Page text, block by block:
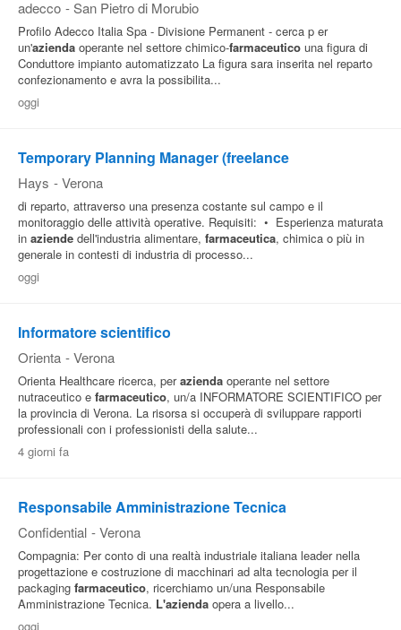
adecco - San Pietro di Morubio
Profilo Adecco Italia Spa - Divisione Permanent - cerca p er
un'azienda operante nel settore chimico-farmaceutico una figura di
Conduttore impianto automatizzato La figura sara inserita nel reparto
confezionamento e avra la possibilita...
oggi
Temporary Planning Manager (freelance
Hays - Verona
di reparto, attraverso una presenza costante sul campo e il
monitoraggio delle attività operative. Requisiti: • Esperienza maturata
in aziende dell'industria alimentare, farmaceutica, chimica o più in
generale in contesti di industria di processo...
oggi
Informatore scientifico
Orienta - Verona
Orienta Healthcare ricerca, perazienda operante nel settore
nutraceutico e farmaceutico, un/a INFORMATORE SCIENTIFICO per
la provincia di Verona. La risorsa si occuperà di sviluppare rapporti
professionali con i professionisti della salute...
4 giorni fa
Responsabile Amministrazione Tecnica
Confidential - Verona
Compagnia: Per conto di una realtà industriale italiana leader nella
progettazione e costruzione di macchinari ad alta tecnologia per il
packaging farmaceutico, ricerchiamo un/una Responsabile
Amministrazione Tecnica. L'azienda opera a livello...
oggi